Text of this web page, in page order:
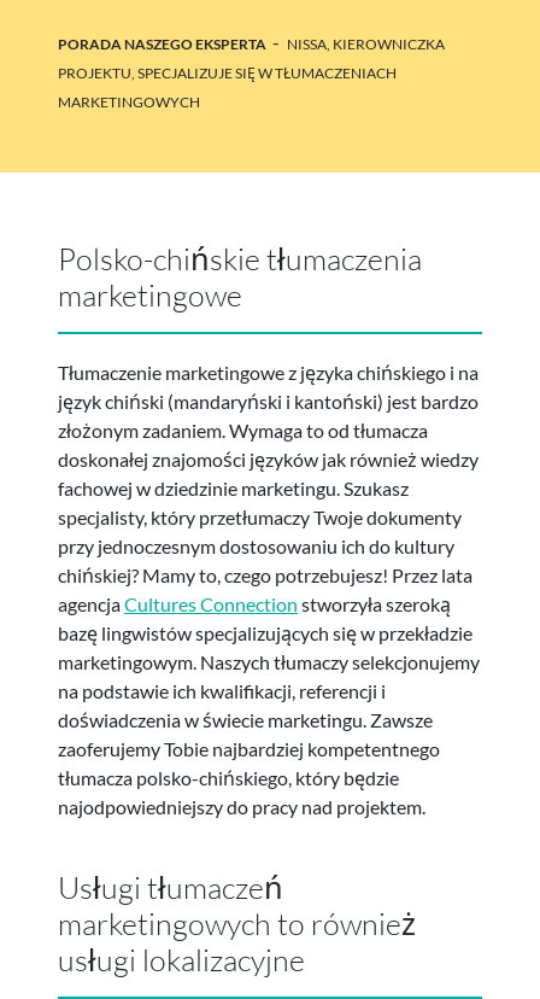
PORADA NASZEGO EKSPERTA - NISSA, KIEROWNICZKA
PROJEKTU, SPECJALIZUJE SIĘ W TŁUMACZENIACH
MARKETINGOWYCH
Polsko-chińskie tłumaczenia
marketingowe
Tłumaczenie marketingowe z języka chińskiego i na
język chiński (mandaryński i kantoński) jest bardzo
złożonym zadaniem. Wymaga to od tłumacza
doskonałej znajomości języków jak również wiedzy
fachowej w dziedzinie marketingu. Szukasz
specjalisty, który przetłumaczy Twoje dokumenty
przy jednoczesnym dostosowaniu ich do kultury
chińskiej? Mamy to, czego potrzebujesz! Przez lata
agencjaCultures Connection stworzyła szeroką
bazę lingwistów specjalizujących się w przekładzie
marketingowym. Naszych tłumaczy selekcjonujemy
na podstawie ich kwalifikacji, referencji i
doświadczenia w świecie marketingu. Zawsze
zaoferujemy Tobie najbardziej kompetentnego
tłumacza polsko-chińskiego, który będzie
najodpowiedniejszy do pracy nad projektem.
Usługi tłumaczeń
marketingowych to również
usługi lokalizacyjne